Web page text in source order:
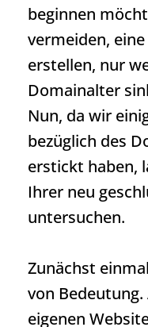
beginnen
vermeiden,
erstellen, nur
Domainalter
Nun, da wir
bezüglich des
erstickt haben,
Ihrer neu
untersuchen.
Zunächst
von
eigenen